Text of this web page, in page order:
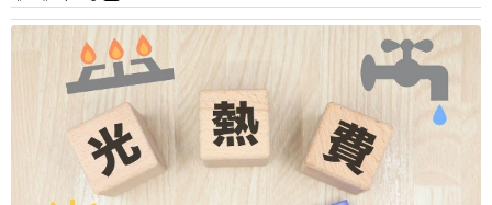
まいどなメディア
2026.08.08
オフィスに置かれたウォーターサーバー 空の
2Lボトル持参し毎日給水する男性社員→総務担
当者の注意にまさかの逆ギレ！【弁護士が解
説】
2026.08.08
「我慢できず」村上佳菜子、イケメン夫と全力